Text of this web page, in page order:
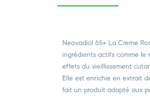
Neovadiol 65+ La Creme
ingrédients actifs comme
effets du vieillissement
Elle est enrichie en extrait
fait un produit adapté aux